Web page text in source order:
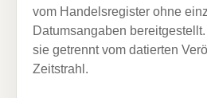
vom Handelsregister ohne
Datumsangaben
sie getrennt vom datierten
Zeitstrahl.